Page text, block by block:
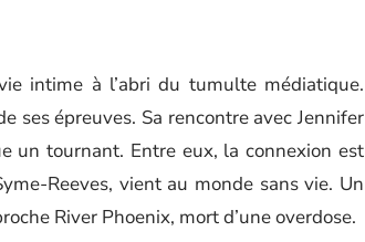
intime à l’abri du tumulte médiatique.
ses épreuves. Sa rencontre avec Jennifer
un tournant. Entre eux, la connexion est
Reeves, vient au monde sans vie. Un
River Phoenix, mort d’une overdose.